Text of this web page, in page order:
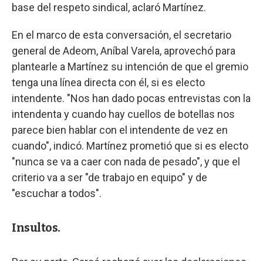
base del respeto sindical, aclaró Martínez.
En el marco de esta conversación, el secretario
general de Adeom, Aníbal Varela, aprovechó para
plantearle a Martínez su intención de que el gremio
tenga una línea directa con él, si es electo
intendente. "Nos han dado pocas entrevistas con la
intendenta y cuando hay cuellos de botellas nos
parece bien hablar con el intendente de vez en
cuando", indicó. Martínez prometió que si es electo
"nunca se va a caer con nada de pesado", y que el
criterio va a ser "de trabajo en equipo" y de
"escuchar a todos".
Insultos.